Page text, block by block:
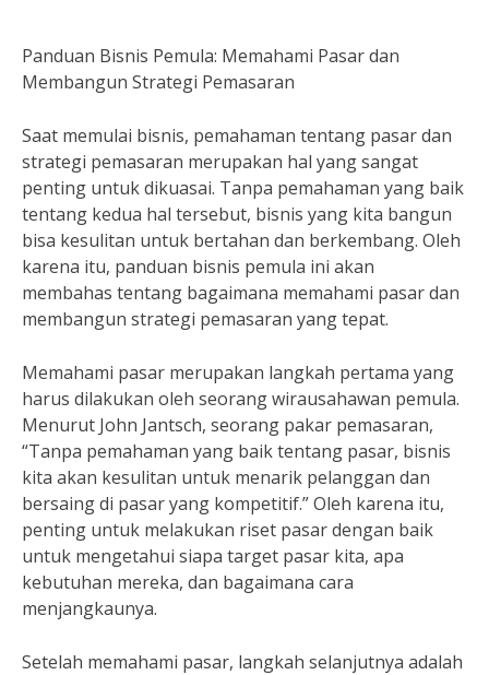
Panduan Bisnis Pemula: Memahami Pasar dan
Membangun Strategi Pemasaran
Saat memulai bisnis, pemahaman tentang pasar dan
strategi pemasaran merupakan hal yang sangat
penting untuk dikuasai. Tanpa pemahaman yang baik
tentang kedua hal tersebut, bisnis yang kita bangun
bisa kesulitan untuk bertahan dan berkembang. Oleh
karena itu, panduan bisnis pemula ini akan
membahas tentang bagaimana memahami pasar dan
membangun strategi pemasaran yang tepat.
Memahami pasar merupakan langkah pertama yang
harus dilakukan oleh seorang wirausahawan pemula.
Menurut John Jantsch, seorang pakar pemasaran,
“Tanpa pemahaman yang baik tentang pasar, bisnis
kita akan kesulitan untuk menarik pelanggan dan
bersaing di pasar yang kompetitif.” Oleh karena itu,
penting untuk melakukan riset pasar dengan baik
untuk mengetahui siapa target pasar kita, apa
kebutuhan mereka, dan bagaimana cara
menjangkaunya.
Setelah memahami pasar, langkah selanjutnya adalah